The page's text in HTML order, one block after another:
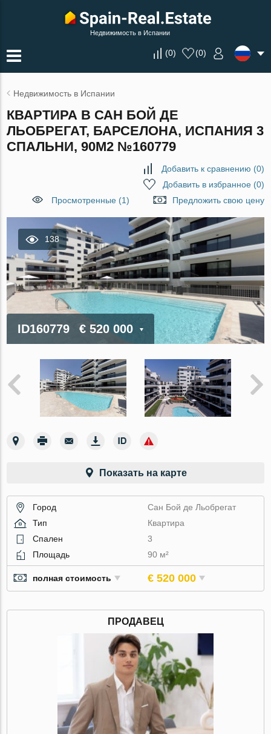
Недвижимость в Испании
(0) (0)
Недвижимость в Испании
КВАРТИРА В САН БОЙ ДЕ
ЛЬОБРЕГАТ, БАРСЕЛОНА, ИСПАНИЯ 3
СПАЛЬНИ, 90М2 №160779
Добавить к сравнению (0)
Добавить в избранное(0)
Просмотренные (1)
Предложить свою цену
138
ID160779 € 520 000
Показать на карте
Город
Сан Бой де Льобрегат
Тип
Квартира
Спален
3
Площадь
90 м²
полная стоимость € 520 000
ПРОДАВЕЦ